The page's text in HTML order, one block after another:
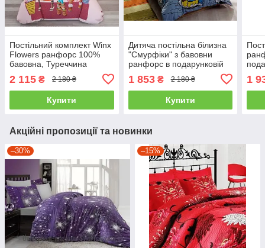
Постільний комплект Winx
Flowers ранфорс 100%
бавовна, Туреччина
2 115 ₴ 2 180 ₴
Купити
Дитяча постільна білизна
"Смурфіки" з бавовни
ранфорс в подарунковій
1 853₴ 2 180 ₴
Купити
1
Акційні пропозиції та новинки
–30% –15%